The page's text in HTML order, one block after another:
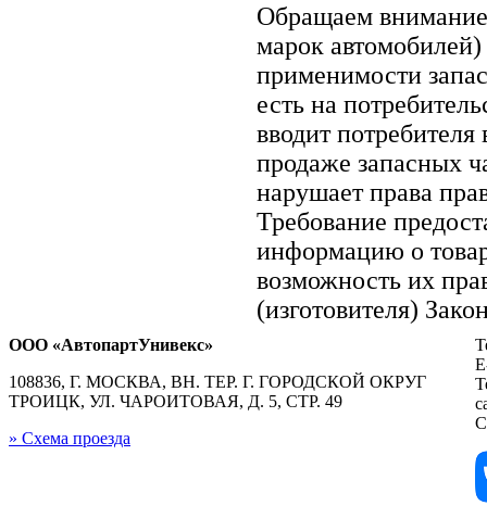
Обращаем
марок
применимости
есть на
вводит
продаже запасных
нарушает права
Требование
информацию о
возможность их
(изготовителя)
ООО «АвтопартУнивекс»
108836, Г. МОСКВА, ВН. ТЕР. Г. ГОРОДСКОЙ ОКРУГ
ТРОИЦК, УЛ. ЧАРОИТОВАЯ, Д. 5, СТР. 49
» Схема проезда